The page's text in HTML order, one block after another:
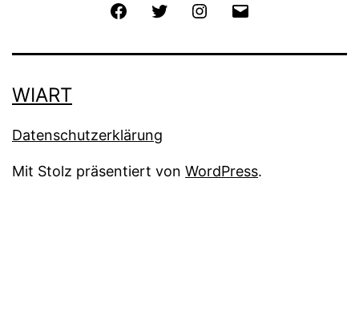
FacebookTwitter Instagram
WIART
Datenschutzerklärung
Mit Stolz präsentiert von WordPress.